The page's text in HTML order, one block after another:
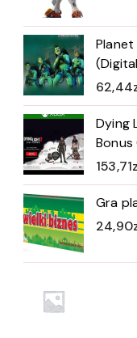
62,44
Dying
Bonus
153,71
Gra
24,90